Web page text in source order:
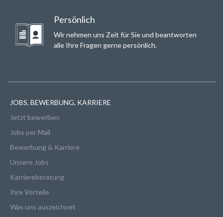
Persönlich
Wir nehmen uns Zeit für Sie und beantworten
alle Ihre Fragen gerne persönlich.
JOBS, BEWERBUNG, KARRIERE
Jetzt bewerben
Jobs per Mail
Bewerbung & Karriere
Unsere Jobs
Karriereberatung
Ihre Vorteile
Was uns auszeichnet